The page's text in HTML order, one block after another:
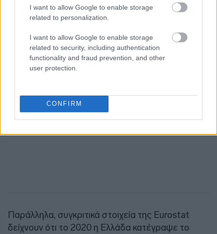
I want to allow Google to enable storage
related to personalization.
I want to allow Google to enable storage
related to security, including authentication
functionality and fraud prevention, and other
user protection.
CONFIRM
Παράλληλα, συγκριτικά στοιχεία της Eurostat
δείχνουν ότι το 2020 η Ελλάδα κατέγραψε το